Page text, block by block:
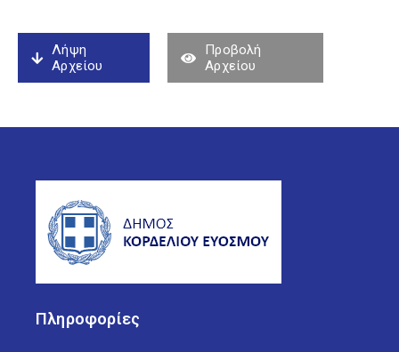
Λήψη
Αρχείου
Προβολή
Αρχείου
Πληροφορίες